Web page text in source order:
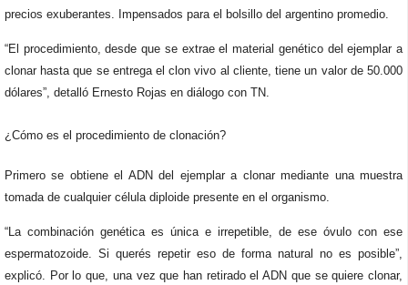
precios exuberantes. Impensados para el bolsillo del argentino promedio.
“El procedimiento, desde que se extrae el material genético del ejemplar a
clonar hasta que se entrega el clon vivo al cliente, tiene un valor de 50.000
dólares”, detalló Ernesto Rojas en diálogo con TN.
¿Cómo es el procedimiento de clonación?
Primero se obtiene el ADN del ejemplar a clonar mediante una muestra
tomada de cualquier célula diploide presente en el organismo.
“La combinación genética es única e irrepetible, de ese óvulo con ese
espermatozoide. Si querés repetir eso de forma natural no es posible”,
explicó. Por lo que, una vez que han retirado el ADN que se quiere clonar,